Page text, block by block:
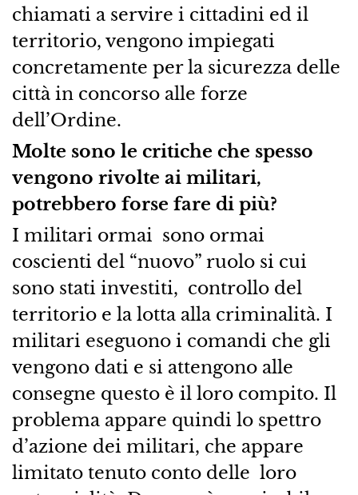
chiamati a servire i cittadini ed il
territorio, vengono impiegati
concretamente per la sicurezza delle
città in concorso alle forze
dell’Ordine.
Molte sono le critiche che spesso
vengono rivolte ai militari,
potrebbero forse fare di più?
I militari ormai sono ormai
coscienti del “nuovo” ruolo si cui
sono stati investiti, controllo del
territorio e la lotta alla criminalità. I
militari eseguono i comandi che gli
vengono dati e si attengono alle
consegne questo è il loro compito. Il
problema appare quindi lo spettro
d’azione dei militari, che appare
limitato tenuto conto delle loro